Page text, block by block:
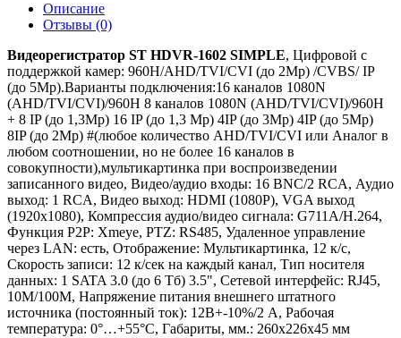
Описание
Отзывы (0)
Видеорегистратор ST HDVR-1602 SIMPLE, Цифровой с
поддержкой камер: 960H/AHD/TVI/CVI (до 2Mp) /CVBS/ IP
(до 5Мр).Варианты подключения:16 каналов 1080N
(AHD/TVI/CVI)/960H 8 каналов 1080N (AHD/TVI/CVI)/960H
+ 8 IP (до 1,3Mp) 16 IP (до 1,3 Mp) 4IP (до 3Mp) 4IP (до 5Mp)
8IP (до 2Mp) #(любое количество AHD/TVI/CVI или Аналог в
любом соотношении, но не более 16 каналов в
совокупности),мультикартинка при воспроизведении
записанного видео, Видео/аудио входы: 16 BNC/2 RCA, Аудио
выход: 1 RCA, Видео выход: HDMI (1080P), VGA выход
(1920х1080), Компрессия аудио/видео сигнала: G711A/Н.264,
Функция P2P: Xmeye, PTZ: RS485, Удаленное управление
через LAN: есть, Отображение: Мультикартинка, 12 к/с,
Скорость записи: 12 к/сек на каждый канал, Тип носителя
данных: 1 SATA 3.0 (до 6 Тб) 3.5", Сетевой интерфейс: RJ45,
10М/100М, Напряжение питания внешнего штатного
источника (постоянный ток): 12В+-10%/2 А, Рабочая
температура: 0°…+55°C, Габариты, мм.: 260х226х45 мм